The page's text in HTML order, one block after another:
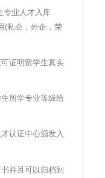
专业人才入库
(私企，外企，荣
可证明留学生真实
生所学专业等级给
才认证中心颁发入
书并且可以归档到